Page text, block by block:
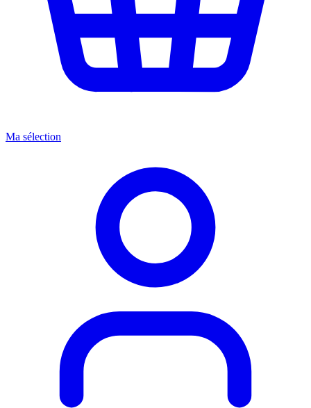
Ma sélection